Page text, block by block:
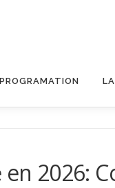
PROGRAMATION
2026: